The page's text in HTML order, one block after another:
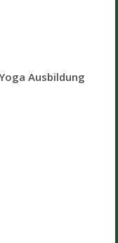
Ausbildung